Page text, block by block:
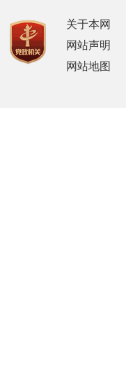
关于本网
网站声明
网站地图